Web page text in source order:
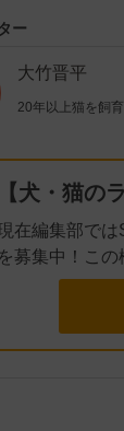
ー
大竹晋平
20年以上猫を飼
【犬・猫の
在編集部で
を募集中！こ